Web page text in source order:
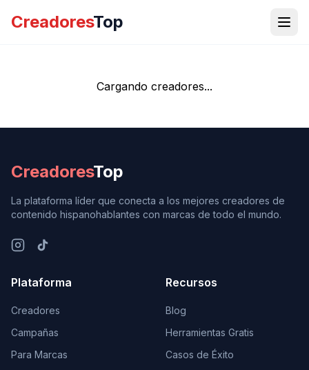
CreadoresTop
Cargando creadores...
CreadoresTop
La plataforma líder que conecta a los mejores creadores de
contenido hispanohablantes con marcas de todo el mundo.
Plataforma
Creadores
Campañas
Para Marcas
Recursos
Blog
Herramientas Gratis
Casos de Éxito